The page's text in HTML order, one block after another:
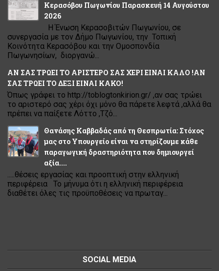
Κερασόβου Πωγωνίου Παρασκευή 14 Αυγούστου
2026
Η Ένωση Κερασοβιτών Πωγωνίου, σε
συνεργασία με τον Δήμο Πωγωνίου, την Τοπική
Κοινότητα Κερασόβου και την Ομοσπονδία
Πωγωνησίων, διοργανώ...
ΑΝ ΣΑΣ ΤΡΩΕΙ ΤΟ ΑΡΙΣΤΕΡΟ ΣΑΣ ΧΕΡΙ ΕΙΝΑΙ ΚΑΛΟ !ΑΝ
ΣΑΣ ΤΡΩΕΙ ΤΟ ΔΕΞΙ ΕΙΝΑΙ ΚΑΚΟ!
Όπως γράφει το http://toblogtonkirion.gr/ ,αν σας τρώει
το αριστερό σας χέρι όχι μόνο θα πάρετε λεφτά ,αλλά θα
πρέπει να παίξετε Λόττο ,Τζό...
Θανάσης Καββαδάς από τη Θεσπρωτία: Στόχος
μας στο Υπουργείο είναι να στηρίζουμε κάθε
παραγωγική δραστηριότητα που δημιουργεί
αξία....
.....θέσεις εργασίας και προοπτική στην ελληνική
περιφέρεια Το μήνυμα ότι η ελληνική περιφέρεια
διαθέτει όλες τις προϋποθέσεις να πρωταγ...
SOCIAL MEDIA